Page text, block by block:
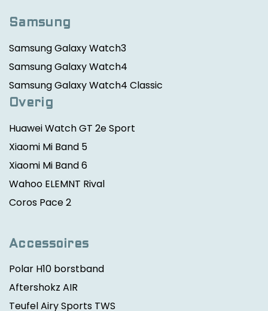
Samsung
Samsung Galaxy Watch3
Samsung Galaxy Watch4
Samsung Galaxy Watch4 Classic
Overig
Huawei Watch GT 2e Sport
Xiaomi Mi Band 5
Xiaomi Mi Band 6
Wahoo ELEMNT Rival
Coros Pace 2
Accessoires
Polar H10 borstband
Aftershokz AIR
Teufel Airy Sports TWS